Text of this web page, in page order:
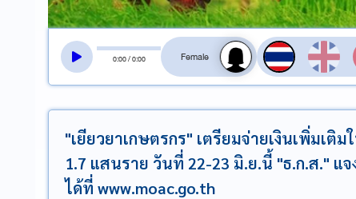
0:00/0:00
สลับเสียงอ่าน
"เยียวยาเกษตรกร" เตรียมจ่ายเงินเพิ่มเ
1.7 แสนราย วันที่ 22-23 มิ.ย.นี้ "ธ.ก.ส." แ
ได้ที่ www.moac.go.th